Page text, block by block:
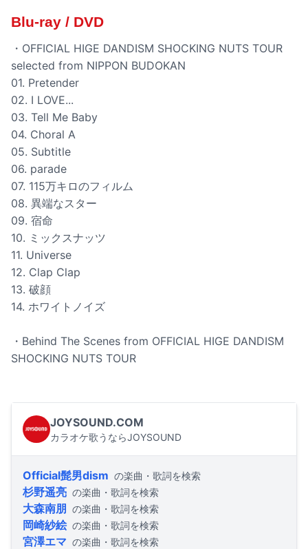
Blu-ray / DVD
・OFFICIAL HIGE DANDISM SHOCKING NUTS TOUR
selected from NIPPON BUDOKAN
01. Pretender
02. I LOVE...
03. Tell Me Baby
04. Choral A
05. Subtitle
06. parade
07. 115万キロのフィルム
08. 異端なスター
09. 宿命
10. ミックスナッツ
11. Universe
12. Clap Clap
13. 破顔
14. ホワイトノイズ
・Behind The Scenes from OFFICIAL HIGE DANDISM
SHOCKING NUTS TOUR
JOYSOUND.COM
カラオケ歌うならJOYSOUND
Official髭男dism の楽曲・歌詞を検索
杉野遥亮 の楽曲・歌詞を検索
大森南朋 の楽曲・歌詞を検索
岡崎紗絵 の楽曲・歌詞を検索
宮澤エマ の楽曲・歌詞を検索